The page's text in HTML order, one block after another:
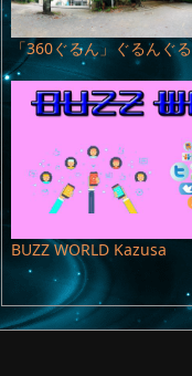
「360ぐるん」ぐるんぐ
BUZZ WORLD Kazusa